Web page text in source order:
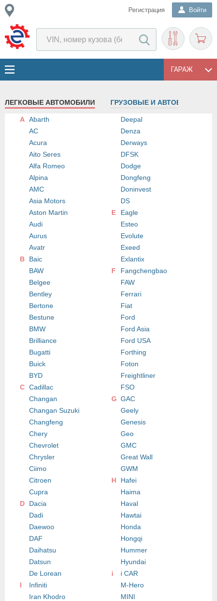
Регистрация Войти
ГАРАЖ
ЛЕГКОВЫЕ АВТОМОБИЛИ ГРУЗОВЫЕ И АВТОБУСЫ
A Abarth
AC
Acura
Aito Seres
Alfa Romeo
Alpina
AMC
Asia Motors
Aston Martin
Audi
Aurus
Avatr
B
Baic
BAW
Belgee
Bentley
Bertone
Bestune
BMW
Brilliance
Bugatti
Buick
BYD
C Cadillac
Changan
Changan Suzuki
Changfeng
Chery
Chevrolet
Chrysler
Ciimo
Citroen
Cupra
D
Dacia
Dadi
Daewoo
DAF
Daihatsu
Datsun
De Lorean
Deepal
Denza
Derways
DFSK
Dodge
Dongfeng
Doninvest
DS
E
Eagle
Esteo
Evolute
Exeed
Exlantix
F
Fangchengbao
FAW
Ferrari
Fiat
Ford
Ford Asia
Ford USA
Forthing
Foton
Freightliner
FSO
G GAC
Geely
Genesis
Geo
GMC
Great Wall
GWM
H
Hafei
Haima
Haval
Hawtai
Honda
Hongqi
Hummer
Hyundai
i
i CAR
I
Infiniti
Iran Khodro
M-Hero
MINI